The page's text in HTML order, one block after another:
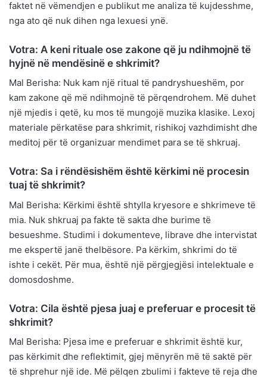
faktet në vëmendjen e publikut me analiza të kujdesshme,
nga ato që nuk dihen nga lexuesi ynë.
Votra: A keni rituale ose zakone që ju ndihmojnë të
hyjnë në mendësinë e shkrimit?
Mal Berisha: Nuk kam një ritual të pandryshueshëm, por
kam zakone që më ndihmojnë të përqendrohem. Më duhet
një mjedis i qetë, ku mos të mungojë muzika klasike. Lexoj
materiale përkatëse para shkrimit, rishikoj vazhdimisht dhe
meditoj për të organizuar mendimet para se të shkruaj.
Votra: Sa i rëndësishëm është kërkimi në procesin
tuaj të shkrimit?
Mal Berisha: Kërkimi është shtylla kryesore e shkrimeve të
mia. Nuk shkruaj pa fakte të sakta dhe burime të
besueshme. Studimi i dokumenteve, librave dhe intervistat
me ekspertë janë thelbësore. Pa kërkim, shkrimi do të
ishte i cekët. Për mua, është një përgjegjësi intelektuale e
domosdoshme.
Votra: Cila është pjesa juaj e preferuar e procesit të
shkrimit?
Mal Berisha: Pjesa ime e preferuar e shkrimit është kur,
pas kërkimit dhe reflektimit, gjej mënyrën më të saktë për
të shprehur një ide. Më pëlqen zbulimi i fakteve të reja dhe